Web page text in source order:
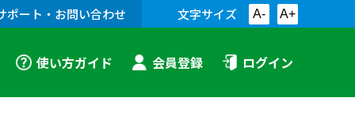
ポート・お問い合わせ 文字サイズ A- A+
使い方ガイド 会員登録 ログイン